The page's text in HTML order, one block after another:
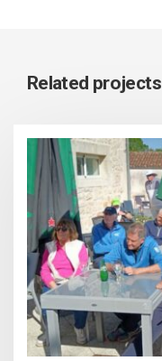
Related projects